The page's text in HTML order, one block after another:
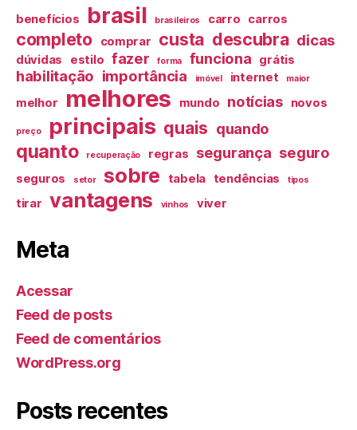
benefícios brasil brasileiros carro carros
completo comprar custa descubra dicas
dúvidas estilo fazer forma funciona grátis
habilitação importância imóvel internet maior
melhor melhores mundo notícias novos
preço principais quais quando
quanto recuperação regras segurança seguro
seguros setor sobre tabela tendências tipos
tirar vantagens vinhos viver
Meta
Acessar
Feed de posts
Feed de comentários
WordPress.org
Posts recentes